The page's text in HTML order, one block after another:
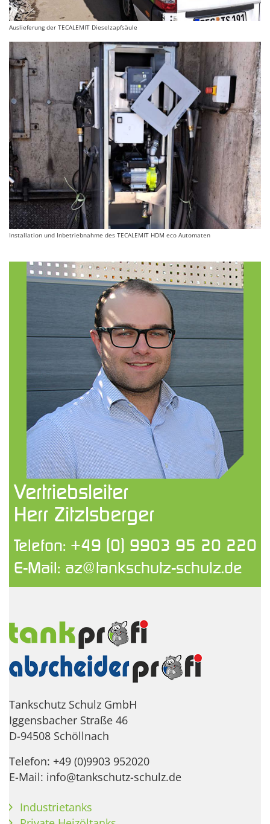
Auslieferung der TECALEMIT Dieselzapfsäule
Installation und Inbetriebnahme des TECALEMIT HDM eco Automaten
Vertriebsleiter
Herr Zitzlsberger
Telefon: +49 (0) 9903 95 20 220
E-Mail: az@tankschutz-schulz.de
Tankschutz Schulz GmbH
Iggensbacher Straße 46
D-94508 Schöllnach
Telefon: +49 (0)9903 952020
E-Mail: info@tankschutz-schulz.de
Industrietanks